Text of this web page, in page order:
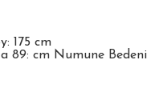
175 cm
89: cm Numune Bedeni